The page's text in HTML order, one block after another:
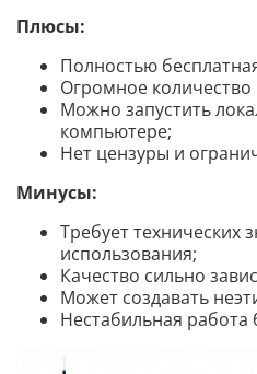
Плюсы:
Полностью
Огромное
Можно запустить
компьютере;
Нет цензуры и
Минусы:
Требует технических
использования;
Качество сильно
Может создавать
Нестабильная работа